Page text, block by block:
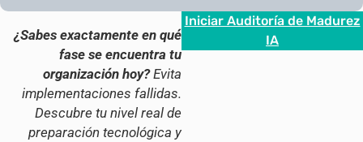
¿Sabes exactamente en qué
fase se encuentra tu
organización hoy?Evita
implementaciones fallidas.
Descubre tu nivel real de
preparación tecnológica y
Iniciar Auditoría de Madurez
IA